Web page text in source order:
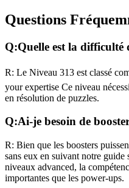
Questions
Q:Quelle est la difficulté
R: Le Niveau 313 est classé
your expertise Ce niveau
en résolution de puzzles.
Q:Ai-je besoin de
R: Bien que les boosters
sans eux en suivant notre guide
niveaux advanced, la
importantes que les power-ups.